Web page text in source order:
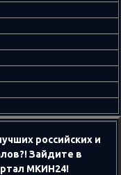
российских и
Зайдите в
МКИН24!